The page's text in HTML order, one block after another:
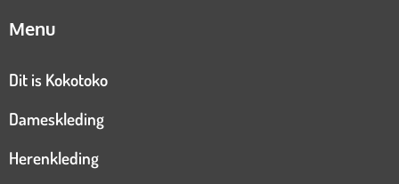
Menu
Dit is Kokotoko
Dameskleding
Herenkleding